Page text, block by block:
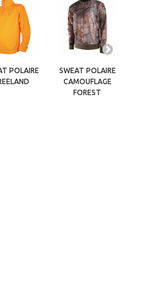
POLAIRE
SWEAT POLAIRE
CAMOUFLAGE
FOREST